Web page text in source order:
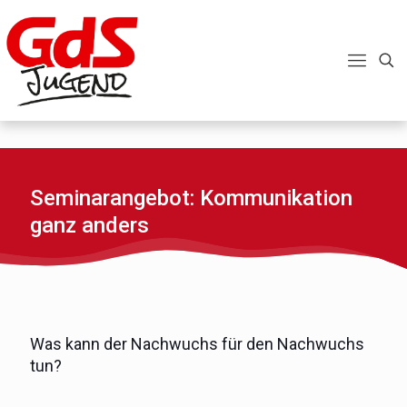
Seminarangebot: Kommunikation
ganz anders
Was kann der Nachwuchs für den Nachwuchs
tun?